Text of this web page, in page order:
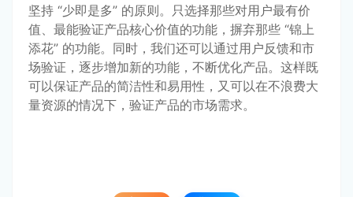
坚持 “少即是多” 的原则。只选择那些对用户最有价
值、最能验证产品核心价值的功能，摒弃那些 “锦上
添花” 的功能。同时，我们还可以通过用户反馈和市
场验证，逐步增加新的功能，不断优化产品。这样既
可以保证产品的简洁性和易用性，又可以在不浪费大
量资源的情况下，验证产品的市场需求。